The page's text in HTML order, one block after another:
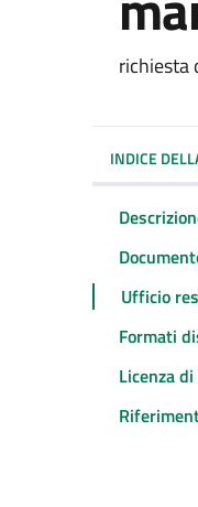
richiesta
INDICE
Ufficio
Formati
Licenza